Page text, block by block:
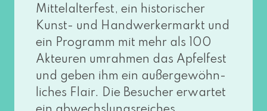
Mittelalterfest, ein his­to­ri­scher
Kunst- und Handwerkermarkt und
ein Programm mit mehr als 100
Akteuren umrah­men das Apfelfest
und geben ihm ein außer­ge­wöhn­
li­ches Flair. Die Besucher erwar­tet